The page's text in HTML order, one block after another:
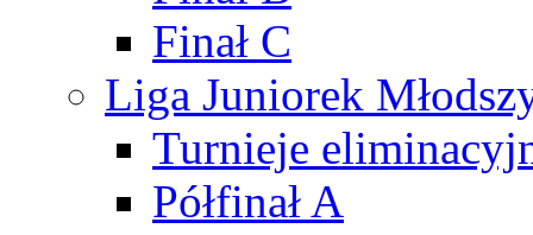
Finał C
Liga Juniorek
Turnieje
Półfinał A